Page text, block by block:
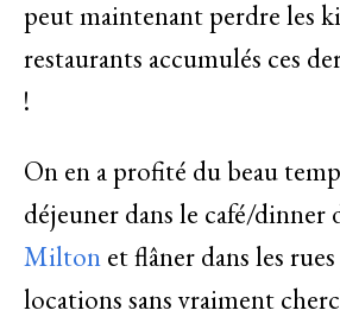
peut maintenant perdre les
restaurants accumulés ces
!
On en a profité du beau
déjeuner dans le café/dinner
Milton et flâner dans les
locations sans vraiment